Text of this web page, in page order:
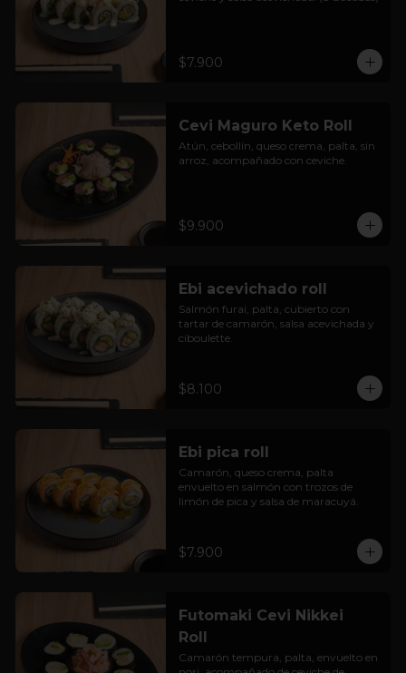
$7.900
Cevi Maguro Keto Roll
Atún, cebollín, queso crema, palta, sin
arroz, acompañado con ceviche.
$9.900
Ebi acevichado roll
Salmón furai, palta, cubierto con
tartar de camarón, salsa acevichada y
ciboulette.
$8.100
Ebi pica roll
Camarón, queso crema, palta
envuelto en salmón con trozos de
limón de pica y salsa de maracuyá.
$7.900
Futomaki Cevi Nikkei
Roll
Camarón tempura, palta, envuelto en